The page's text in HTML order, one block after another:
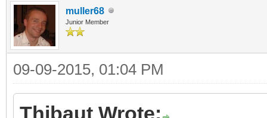
muller68
Junior Member
09-09-2015, 01:04 PM
Thibaut Wrote: